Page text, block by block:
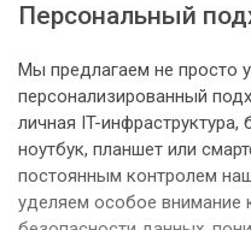
Персональный
Мы предлагаем не просто
персонализированный
личная IT-
ноутбук, планшет или
постоянным контролем
уделяем особое внимание